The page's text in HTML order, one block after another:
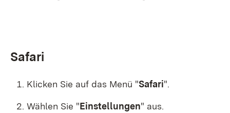
Safari
Klicken Sie auf das Menü "Safari".
Wählen Sie "Einstellungen" aus.